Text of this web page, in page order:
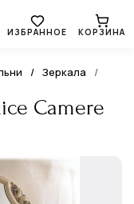
ИЗБРАННОЕ КОРЗИНА
Зеркала
Camere